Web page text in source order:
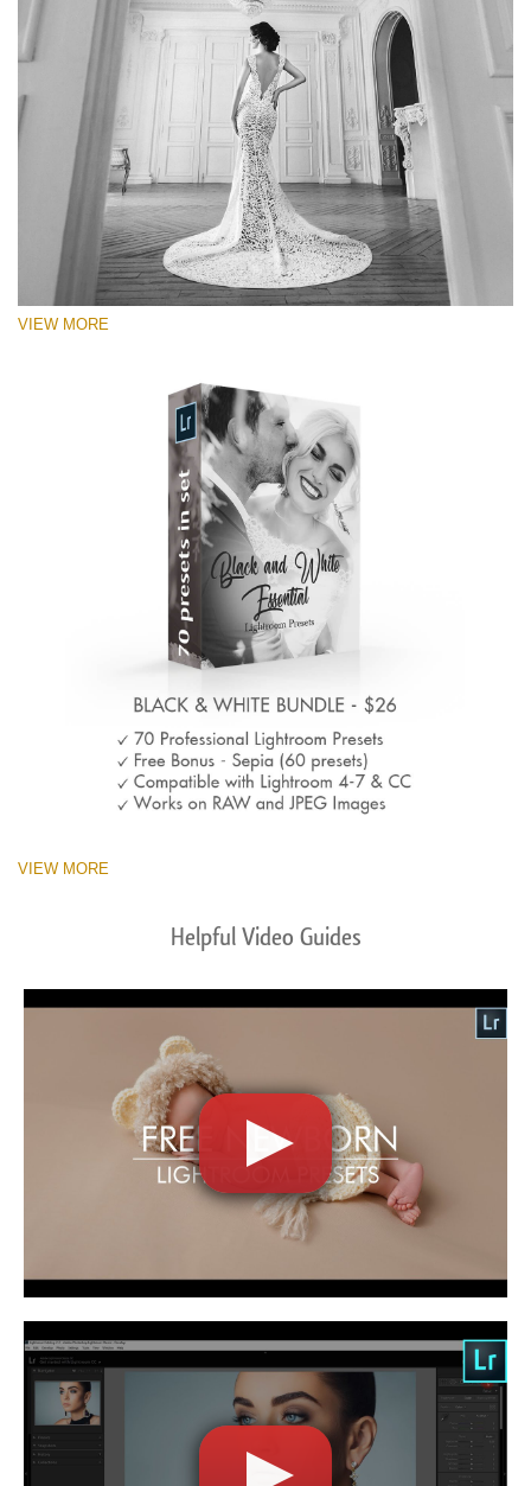
VIEW MORE
VIEW MORE
Helpful Video Guides